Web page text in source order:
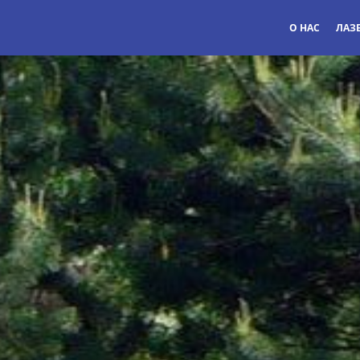
О НАС